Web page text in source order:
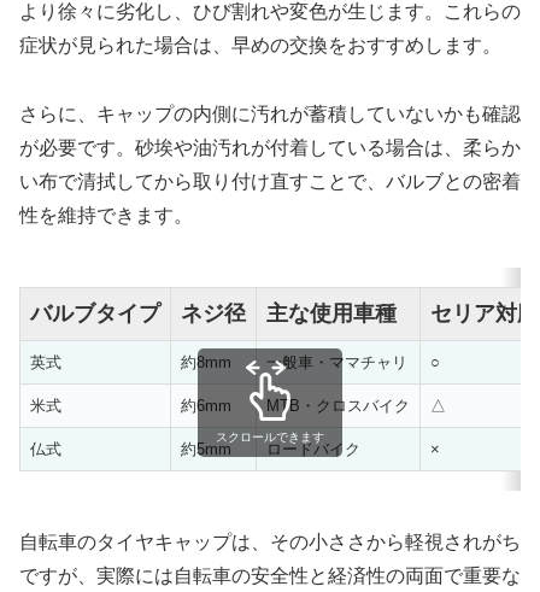
より徐々に劣化し、ひび割れや変色が生じます。これらの
症状が見られた場合は、早めの交換をおすすめします。
さらに、キャップの内側に汚れが蓄積していないかも確認
が必要です。砂埃や油汚れが付着している場合は、柔らか
い布で清拭してから取り付け直すことで、バルブとの密着
性を維持できます。
バルブタイプ ネジ径 主な使用車種 セリア対応
英式 約8mm 一般車・ママチャリ ○
米式 約6mm MTB・クロスバイク △
仏式 約5mm ロードバイク ×
スクロールできます
自転車のタイヤキャップは、その小ささから軽視されがち
ですが、実際には自転車の安全性と経済性の両面で重要な